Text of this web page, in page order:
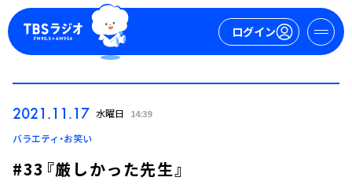
ログイン
ログイン
2021.11.17 水曜日 14:39
バラエティ・お笑い
#33『厳しかった先生』